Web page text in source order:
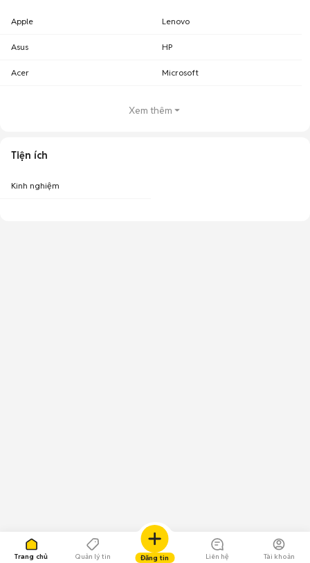
Trang chủ Quản lý tin Đăng tin Liên hệ Tài khoản
Apple Lenovo
Asus HP
Acer Microsoft
Xem thêm
Tiện ích
Kinh nghiệm